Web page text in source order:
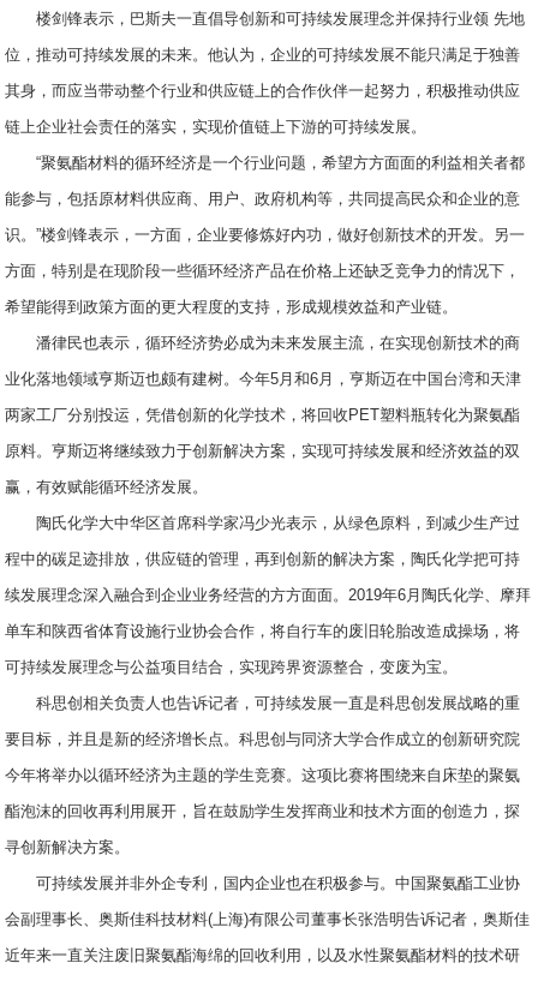
楼剑锋表示，巴斯夫一直倡导创新和可持续发展理念并保持行业领 先地
位，推动可持续发展的未来。他认为，企业的可持续发展不能只满足于独善
其身，而应当带动整个行业和供应链上的合作伙伴一起努力，积极推动供应
链上企业社会责任的落实，实现价值链上下游的可持续发展。
“聚氨酯材料的循环经济是一个行业问题，希望方方面面的利益相关者都
能参与，包括原材料供应商、用户、政府机构等，共同提高民众和企业的意
识。”楼剑锋表示，一方面，企业要修炼好内功，做好创新技术的开发。另一
方面，特别是在现阶段一些循环经济产品在价格上还缺乏竞争力的情况下，
希望能得到政策方面的更大程度的支持，形成规模效益和产业链。
潘律民也表示，循环经济势必成为未来发展主流，在实现创新技术的商
业化落地领域亨斯迈也颇有建树。今年5月和6月，亨斯迈在中国台湾和天津
两家工厂分别投运，凭借创新的化学技术，将回收PET塑料瓶转化为聚氨酯
原料。亨斯迈将继续致力于创新解决方案，实现可持续发展和经济效益的双
赢，有效赋能循环经济发展。
陶氏化学大中华区首席科学家冯少光表示，从绿色原料，到减少生产过
程中的碳足迹排放，供应链的管理，再到创新的解决方案，陶氏化学把可持
续发展理念深入融合到企业业务经营的方方面面。2019年6月陶氏化学、摩拜
单车和陕西省体育设施行业协会合作，将自行车的废旧轮胎改造成操场，将
可持续发展理念与公益项目结合，实现跨界资源整合，变废为宝。
科思创相关负责人也告诉记者，可持续发展一直是科思创发展战略的重
要目标，并且是新的经济增长点。科思创与同济大学合作成立的创新研究院
今年将举办以循环经济为主题的学生竞赛。这项比赛将围绕来自床垫的聚氨
酯泡沫的回收再利用展开，旨在鼓励学生发挥商业和技术方面的创造力，探
寻创新解决方案。
可持续发展并非外企专利，国内企业也在积极参与。中国聚氨酯工业协
会副理事长、奥斯佳科技材料(上海)有限公司董事长张浩明告诉记者，奥斯佳
近年来一直关注废旧聚氨酯海绵的回收利用，以及水性聚氨酯材料的技术研